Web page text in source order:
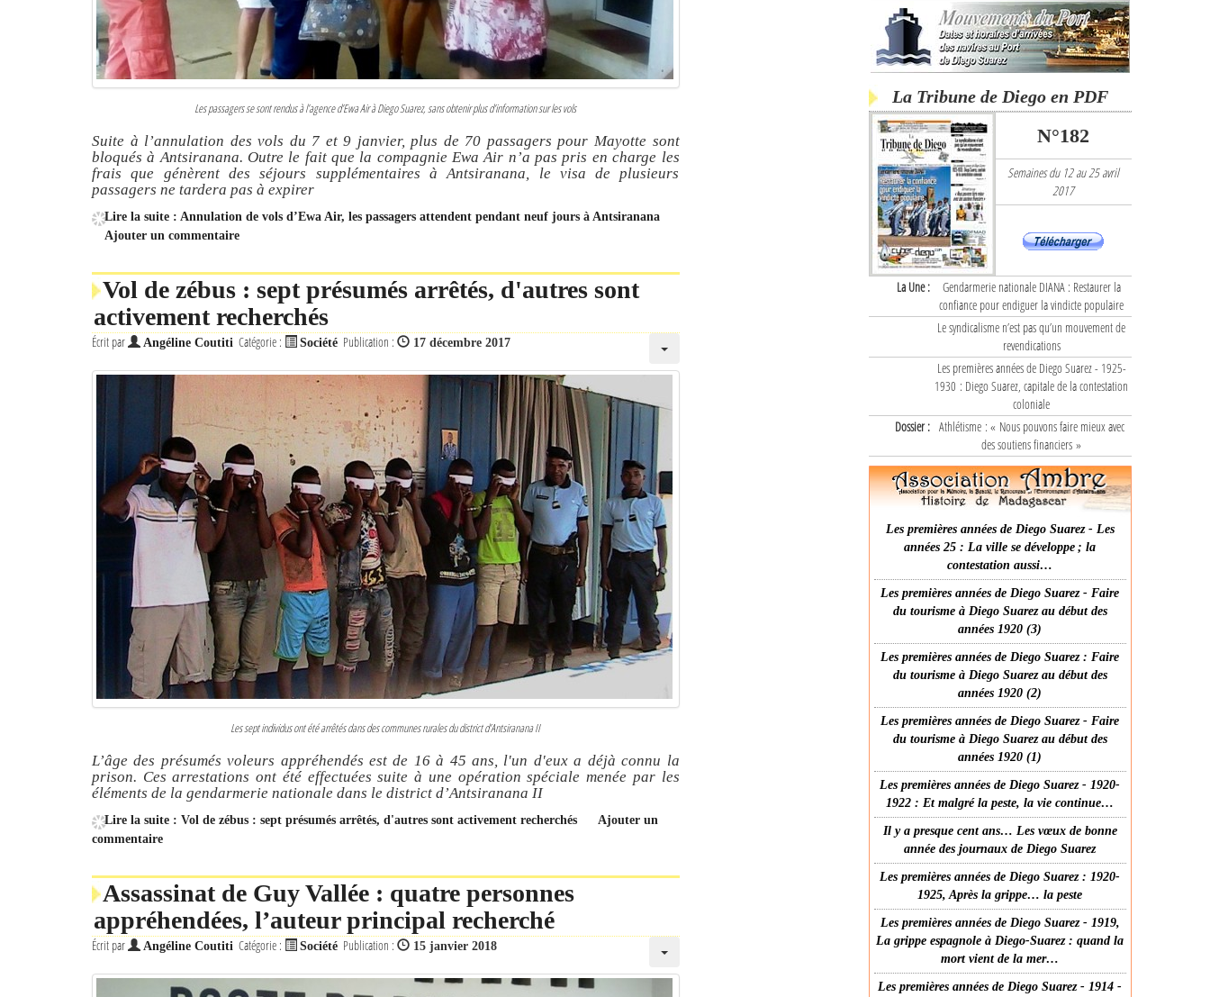
Les passagers se sont rendus à l’agence d’Ewa Air à Diego Suarez, sans obtenir plus d’information sur les vols
Suite à l’annulation des vols du 7 et 9 janvier, plus de 70 passagers pour Mayotte sont
bloqués à Antsiranana. Outre le fait que la compagnie Ewa Air n’a pas pris en charge les
frais que génèrent des séjours supplémentaires à Antsiranana, le visa de plusieurs
passagers ne tardera pas à expirer
Lire la suite : Annulation de vols d’Ewa Air, les passagers attendent pendant neuf jours à Antsiranana
Ajouter un commentaire
Vol de zébus : sept présumés arrêtés, d'autres sont
activement recherchés
Écrit par Angéline Coutiti Catégorie : Société Publication : 17 décembre 2017
Les sept individus ont été arrêtés dans des communes rurales du district d’Antsiranana II
L’âge des présumés voleurs appréhendés est de 16 à 45 ans, l'un d'eux a déjà connu la
prison. Ces arrestations ont été effectuées suite à une opération spéciale menée par les
éléments de la gendarmerie nationale dans le district d’Antsiranana II
Lire la suite : Vol de zébus : sept présumés arrêtés, d'autres sont activement recherchés
Ajouter un
commentaire
Assassinat de Guy Vallée : quatre personnes
appréhendées, l’auteur principal recherché
Écrit par Angéline Coutiti Catégorie : Société Publication : 15 janvier 2018
La Tribune de Diego en PDF
N°182
Semaines du 12 au 25 avril
2017
La Une :
Gendarmerie nationale DIANA : Restaurer la
confiance pour endiguer la vindicte populaire
Le syndicalisme n’est pas qu’un mouvement de
revendications
Les premières années de Diego Suarez - 1925-
1930 : Diego Suarez, capitale de la contestation
coloniale
Dossier : Athlétisme : « Nous pouvons faire mieux avec
des soutiens financiers »
Les premières années de Diego Suarez - Les
années 25 : La ville se développe ; la
contestation aussi…
Les premières années de Diego Suarez - Faire
du tourisme à Diego Suarez au début des
années 1920 (3)
Les premières années de Diego Suarez : Faire
du tourisme à Diego Suarez au début des
années 1920 (2)
Les premières années de Diego Suarez - Faire
du tourisme à Diego Suarez au début des
années 1920 (1)
Les premières années de Diego Suarez - 1920-
1922 : Et malgré la peste, la vie continue…
Il y a presque cent ans… Les vœux de bonne
année des journaux de Diego Suarez
Les premières années de Diego Suarez : 1920-
1925, Après la grippe… la peste
Les premières années de Diego Suarez - 1919,
La grippe espagnole à Diego-Suarez : quand la
mort vient de la mer…
Les premières années de Diego Suarez - 1914 -